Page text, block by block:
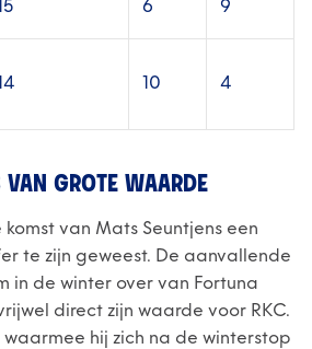
6 9
10 4
GROTE WAARDE
van Mats Seuntjens een
te zijn geweest. De aanvallende
in de winter over van Fortuna
direct zijn waarde voor RKC.
hij zich na de winterstop